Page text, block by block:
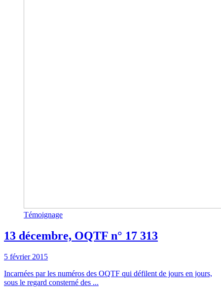
Témoignage
13 décembre, OQTF n° 17 313
5 février 2015
Incarnées par les numéros des OQTF qui défilent de jours en jours,
sous le regard consterné des ...